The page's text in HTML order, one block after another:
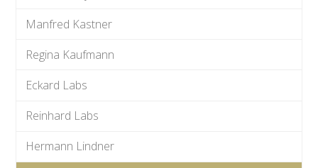
Manfred Kastner
Regina Kaufmann
Eckard Labs
Reinhard Labs
Hermann Lindner